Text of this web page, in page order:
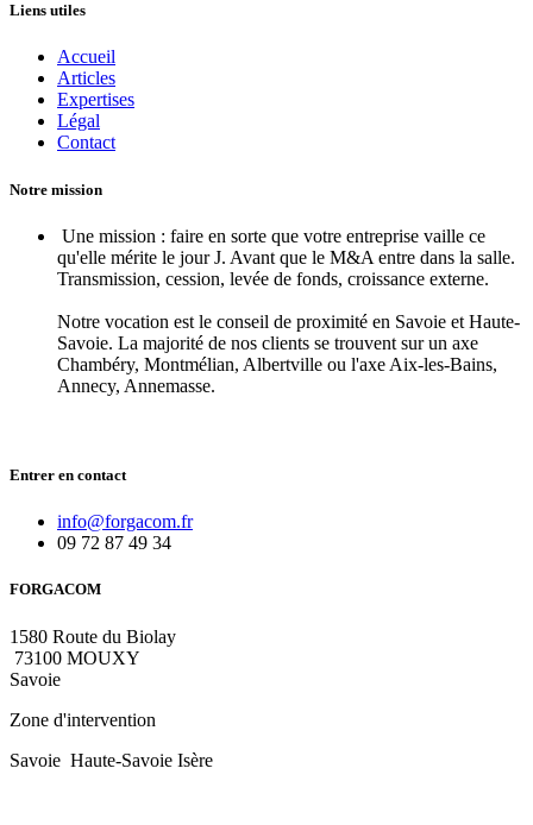
Liens utiles
Accueil
Articles
Expertises
Légal
Contact
Notre mission
Une mission : faire en sorte que votre entreprise vaille ce
qu'elle mérite le jour J. Avant que le M&A entre dans la salle.
Transmission, cession, levée de fonds, croissance externe.
Notre vocation est le conseil de proximité en Savoie et Haute-
Savoie. La majorité de nos clients se trouvent sur un axe
Chambéry, Montmélian, Albertville ou l'axe Aix-les-Bains,
Annecy, Annemasse.
Entrer en contact
info@forgacom.fr
09 72 87 49 34
FORGACOM
1580 Route du Biolay
73100 MOUXY
Savoie
Zone d'intervention
Savoie Haute-Savoie Isère